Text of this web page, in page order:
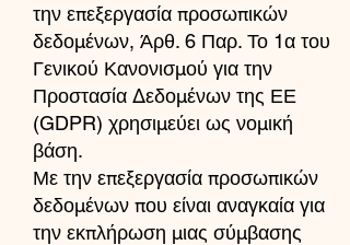
την επεξεργασία προσωπικών
δεδομένων, Άρθ. 6 Παρ. Το 1α του
Γενικού Κανονισμού για την
Προστασία Δεδομένων της ΕΕ
(GDPR) χρησιμεύει ως νομική
βάση.
Με την επεξεργασία προσωπικών
δεδομένων που είναι αναγκαία για
την εκπλήρωση μιας σύμβασης